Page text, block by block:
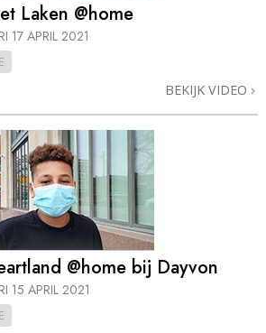
Laken @home
17 APRIL 2021
BEKIJK VIDEO
@home bij Dayvon
15 APRIL 2021